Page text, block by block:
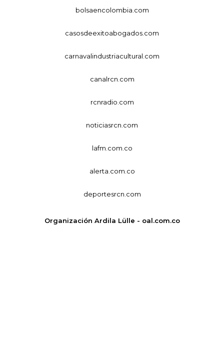
bolsaencolombia.com
casosdeexitoabogados.com
carnavalindustriacultural.com
canalrcn.com
rcnradio.com
noticiasrcn.com
lafm.com.co
alerta.com.co
deportesrcn.com
Organización Ardila Lülle - oal.com.co